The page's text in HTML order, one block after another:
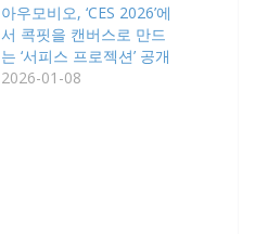
아우모비오, ‘CES 2026’에
서 콕핏을 캔버스로 만드
는 ‘서피스 프로젝션’ 공개
2026-01-08